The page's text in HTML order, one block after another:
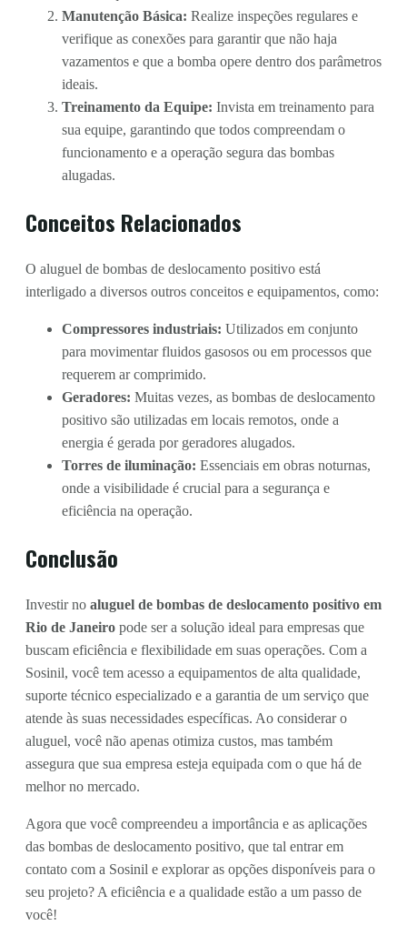
Manutenção Básica: Realize inspeções regulares e
verifique as conexões para garantir que não haja
vazamentos e que a bomba opere dentro dos parâmetros
ideais.
Treinamento da Equipe: Invista em treinamento para
sua equipe, garantindo que todos compreendam o
funcionamento e a operação segura das bombas
alugadas.
Conceitos Relacionados
O aluguel de bombas de deslocamento positivo está
interligado a diversos outros conceitos e equipamentos, como:
Compressores industriais: Utilizados em conjunto
para movimentar fluidos gasosos ou em processos que
requerem ar comprimido.
Geradores: Muitas vezes, as bombas de deslocamento
positivo são utilizadas em locais remotos, onde a
energia é gerada por geradores alugados.
Torres de iluminação: Essenciais em obras noturnas,
onde a visibilidade é crucial para a segurança e
eficiência na operação.
Conclusão
Investir no aluguel de bombas de deslocamento positivo em
Rio de Janeiro pode ser a solução ideal para empresas que
buscam eficiência e flexibilidade em suas operações. Com a
Sosinil, você tem acesso a equipamentos de alta qualidade,
suporte técnico especializado e a garantia de um serviço que
atende às suas necessidades específicas. Ao considerar o
aluguel, você não apenas otimiza custos, mas também
assegura que sua empresa esteja equipada com o que há de
melhor no mercado.
Agora que você compreendeu a importância e as aplicações
das bombas de deslocamento positivo, que tal entrar em
contato com a Sosinil e explorar as opções disponíveis para o
seu projeto? A eficiência e a qualidade estão a um passo de
você!